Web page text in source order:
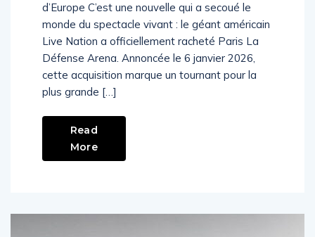
d’Europe C’est une nouvelle qui a secoué le
monde du spectacle vivant : le géant américain
Live Nation a officiellement racheté Paris La
Défense Arena. Annoncée le 6 janvier 2026,
cette acquisition marque un tournant pour la
plus grande […]
Read
More